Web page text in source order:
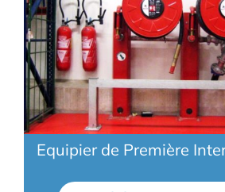
Equipier de Première